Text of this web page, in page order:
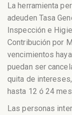
La herramienta
adeuden Tasa
Inspección e
Contribución por
vencimientos
puedan ser
quita de
hasta 12 ó 24
Las personas